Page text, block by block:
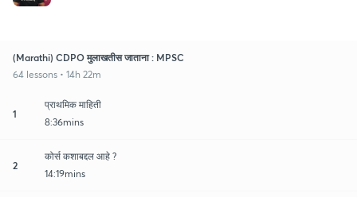
(Marathi) CDPO मुलाखतीस जाताना : MPSC
64 lessons • 14h 22m
1
प्राथमिक माहिती
8:36mins
2
कोर्स कशाबद्दल आहे ?
14:19mins